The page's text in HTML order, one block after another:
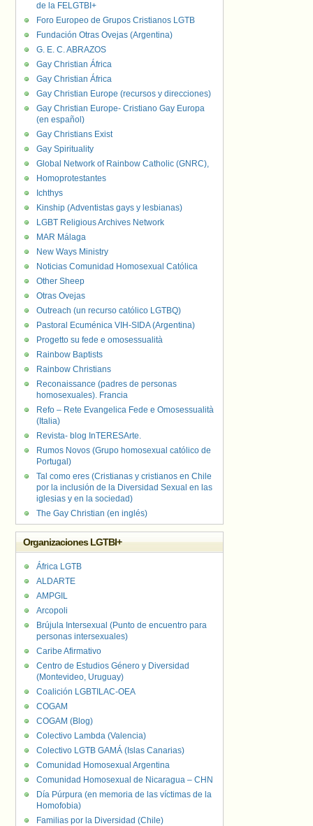
de la FELGTBI+
Foro Europeo de Grupos Cristianos LGTB
Fundación Otras Ovejas (Argentina)
G. E. C. ABRAZOS
Gay Christian África
Gay Christian África
Gay Christian Europe (recursos y direcciones)
Gay Christian Europe- Cristiano Gay Europa
(en español)
Gay Christians Exist
Gay Spirituality
Global Network of Rainbow Catholic (GNRC),
Homoprotestantes
Ichthys
Kinship (Adventistas gays y lesbianas)
LGBT Religious Archives Network
MAR Málaga
New Ways Ministry
Noticias Comunidad Homosexual Católica
Other Sheep
Otras Ovejas
Outreach (un recurso católico LGTBQ)
Pastoral Ecuménica VIH-SIDA (Argentina)
Progetto su fede e omosessualità
Rainbow Baptists
Rainbow Christians
Reconaissance (padres de personas
homosexuales). Francia
Refo – Rete Evangelica Fede e Omosessualità
(Italia)
Revista- blog InTERESArte.
Rumos Novos (Grupo homosexual católico de
Portugal)
Tal como eres (Cristianas y cristianos en Chile
por la inclusión de la Diversidad Sexual en las
iglesias y en la sociedad)
The Gay Christian (en inglés)
Organizaciones LGTBI+
África LGTB
ALDARTE
AMPGIL
Arcopoli
Brújula Intersexual (Punto de encuentro para
personas intersexuales)
Caribe Afirmativo
Centro de Estudios Género y Diversidad
(Montevideo, Uruguay)
Coalición LGBTILAC-OEA
COGAM
COGAM (Blog)
Colectivo Lambda (Valencia)
Colectivo LGTB GAMÁ (Islas Canarias)
Comunidad Homosexual Argentina
Comunidad Homosexual de Nicaragua – CHN
Día Púrpura (en memoria de las víctimas de la
Homofobia)
Familias por la Diversidad (Chile)